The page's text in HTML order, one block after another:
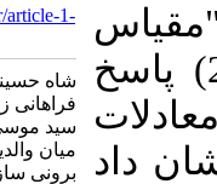
URL:http://qjfr.ir/article-1-
1957-fa.html
شاه حسینی لیلا، مجدآبادی
فراهانی زهره، طباطبایی
سید موسی. رابطه تعارض
میان والدین با مشکلات
برونی سازی شده در